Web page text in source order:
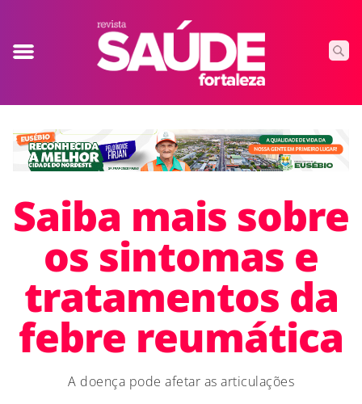
Saiba mais sobre
os sintomas e
tratamentos da
febre reumática
A doença pode afetar as articulações